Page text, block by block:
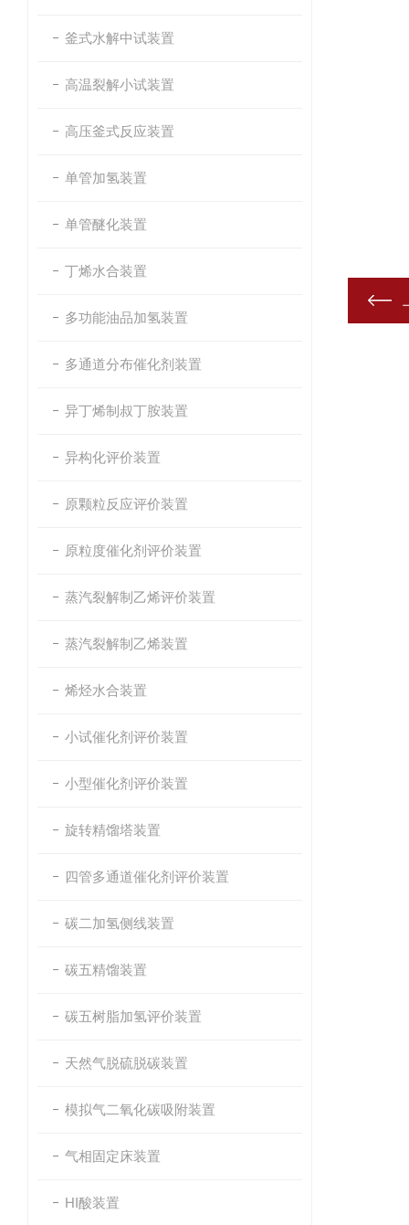
釜式水解中试装置
高温裂解小试装置
高压釜式反应装置
单管加氢装置
单管醚化装置
丁烯水合装置
多功能油品加氢装置
多通道分布催化剂装置
异丁烯制叔丁胺装置
异构化评价装置
原颗粒反应评价装置
原粒度催化剂评价装置
蒸汽裂解制乙烯评价装置
蒸汽裂解制乙烯装置
烯烃水合装置
小试催化剂评价装置
小型催化剂评价装置
旋转精馏塔装置
四管多通道催化剂评价装置
碳二加氢侧线装置
碳五精馏装置
碳五树脂加氢评价装置
天然气脱硫脱碳装置
模拟气二氧化碳吸附装置
气相固定床装置
HI酸装置